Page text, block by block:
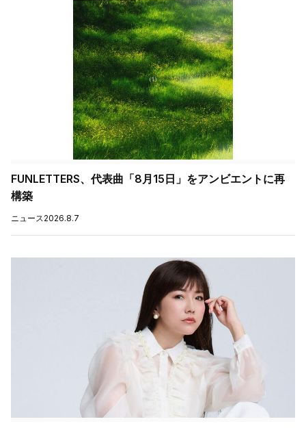
FUNLETTERS、代表曲「8月15日」をアンビエントに再
構築
ニュース 2026.8.7